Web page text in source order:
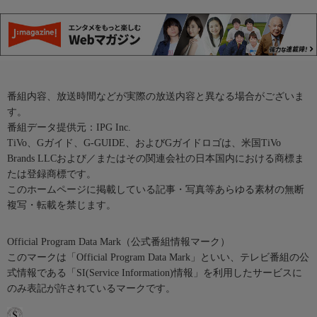
番組内容、放送時間などが実際の放送内容と異なる場合がございま
す。
番組データ提供元：IPG Inc.
TiVo、Gガイド、G-GUIDE、およびGガイドロゴは、米国TiVo
Brands LLCおよび／またはその関連会社の日本国内における商標ま
たは登録商標です。
このホームページに掲載している記事・写真等あらゆる素材の無断
複写・転載を禁じます。
Official Program Data Mark（公式番組情報マーク）
このマークは「Official Program Data Mark」といい、テレビ番組の公
式情報である「SI(Service Information)情報」を利用したサービスに
のみ表記が許されているマークです。